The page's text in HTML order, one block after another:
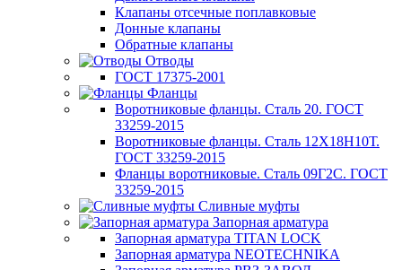
Клапаны отсечные поплавковые
Донные клапаны
Обратные клапаны
Отводы
ГОСТ 17375-2001
Фланцы
Воротниковые фланцы. Сталь 20. ГОСТ
33259-2015
Воротниковые фланцы. Сталь 12Х18Н10Т.
ГОСТ 33259-2015
Фланцы воротниковые. Сталь 09Г2С. ГОСТ
33259-2015
Сливные муфты
Запорная арматура
Запорная арматура TITAN LOCK
Запорная арматура NEOTECHNIKA